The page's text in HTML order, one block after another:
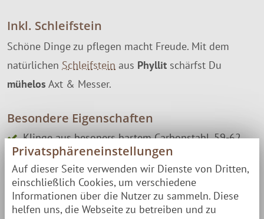
Inkl. Schleifstein
Schöne Dinge zu pflegen macht Freude. Mit dem
natürlichen Schleifstein aus Phyllit schärfst Du
mühelos Axt & Messer.
Besondere Eigenschaften
Klinge aus besoners hartem Carbonstahl, 59-62
HRC (nicht rostfrei)
Griff aus geölter Birke (geölt mit Leinsamenöl)
Lederscheide zur Befestigung am Gürtel oder am
Rucksack - echtes Leder
Privatsphäreneinstellungen
Auf dieser Seite verwenden wir Dienste von Dritten,
einschließlich Cookies, um verschiedene
Informationen über die Nutzer zu sammeln. Diese
helfen uns, die Webseite zu betreiben und zu